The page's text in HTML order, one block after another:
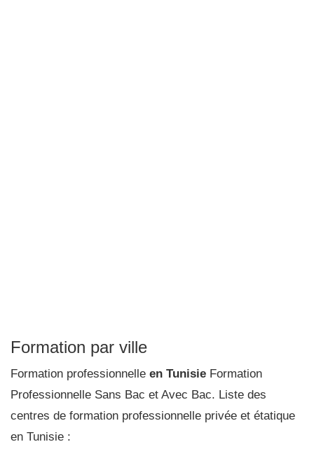
Formation par ville
Formation professionnelle en Tunisie Formation
Professionnelle Sans Bac et Avec Bac. Liste des
centres de formation professionnelle privée et étatique
en Tunisie :